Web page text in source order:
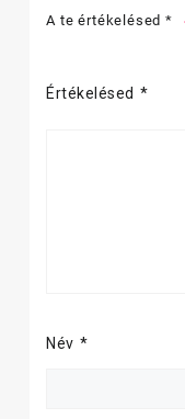
A te értékelésed *
Értékelésed *
Név *